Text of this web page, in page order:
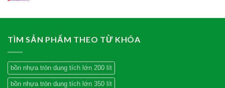
TÌM SẢN PHẨM THEO TỪ KHÓA
bồn nhựa tròn dung tích lớn 200 lít
bồn nhựa tròn dung tích lớn 350 lít